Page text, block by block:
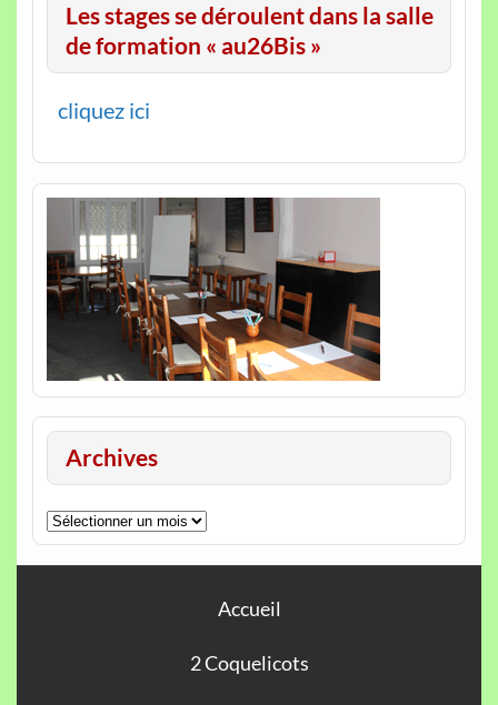
Les stages se déroulent dans la salle
de formation « au26Bis »
cliquez ici
Archives
Archives
Accueil
2 Coquelicots